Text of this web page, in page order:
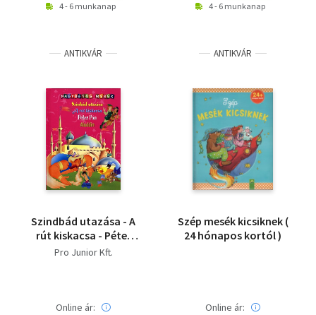
4 - 6 munkanap 4 - 6 munkanap
ANTIKVÁR
Szindbád utazása - A
rút kiskacsa - Péter
Pán - Aladdin
Pro Junior Kft.
Online ár:
ANTIKVÁR
Szép mesék kicsiknek (
24 hónapos kortól )
Online ár: